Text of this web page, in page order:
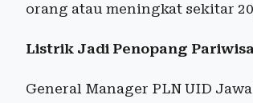
orang atau meningkat sekitar
Listrik Jadi Penopang
General Manager PLN UID